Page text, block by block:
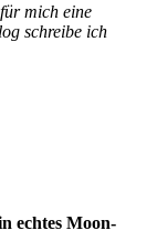
mich eine
schreibe ich
echtes Moon-